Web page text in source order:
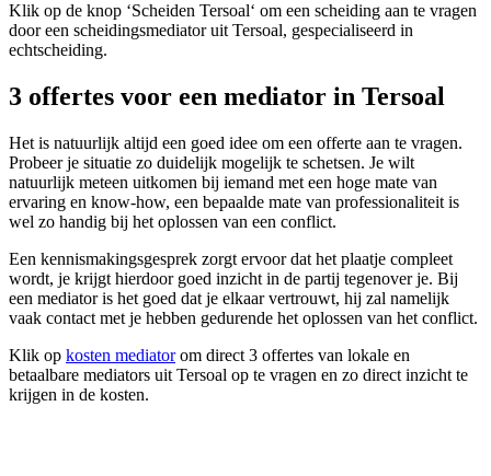
Klik op de knop ‘Scheiden Tersoal‘ om een scheiding aan te vragen
door een scheidingsmediator uit Tersoal, gespecialiseerd in
echtscheiding.
3 offertes voor een mediator in Tersoal
Het is natuurlijk altijd een goed idee om een offerte aan te vragen.
Probeer je situatie zo duidelijk mogelijk te schetsen. Je wilt
natuurlijk meteen uitkomen bij iemand met een hoge mate van
ervaring en know-how, een bepaalde mate van professionaliteit is
wel zo handig bij het oplossen van een conflict.
Een kennismakingsgesprek zorgt ervoor dat het plaatje compleet
wordt, je krijgt hierdoor goed inzicht in de partij tegenover je. Bij
een mediator is het goed dat je elkaar vertrouwt, hij zal namelijk
vaak contact met je hebben gedurende het oplossen van het conflict.
Klik op kosten mediatorom direct 3 offertes van lokale en
betaalbare mediators uit Tersoal op te vragen en zo direct inzicht te
krijgen in de kosten.